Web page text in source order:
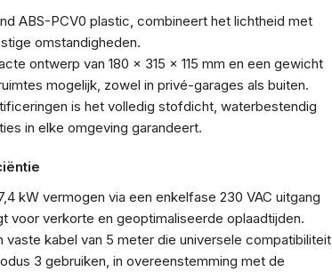
ABS-PCV0 plastic, combineert het lichtheid met
omstandigheden.
ontwerp van 180 x 315 x 115 mm en een gewicht
mogelijk, zowel in privé-garages als buiten.
is het volledig stofdicht, waterbestendig
in elke omgeving garandeert.
kW vermogen via een enkelfase 230 VAC uitgang
voor verkorte en geoptimaliseerde oplaadtijden.
vaste kabel van 5 meter die universele compatibiliteit
3 gebruiken, in overeenstemming met de